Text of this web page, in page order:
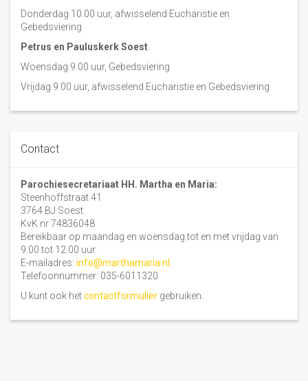
Donderdag 10.00 uur, afwisselend Eucharistie en
Gebedsviering
Petrus en Pauluskerk Soest
Woensdag 9.00 uur, Gebedsviering
Vrijdag 9.00 uur, afwisselend Eucharistie en Gebedsviering
Contact
Parochiesecretariaat HH. Martha en Maria:
Steenhoffstraat 41
3764 BJ Soest
KvK nr 74836048
Bereikbaar op maandag en woensdag tot en met vrijdag van
9.00 tot 12.00 uur.
E-mailadres: info@marthamaria.nl
Telefoonnummer: 035-6011320
U kunt ook hetcontactformulier gebruiken.